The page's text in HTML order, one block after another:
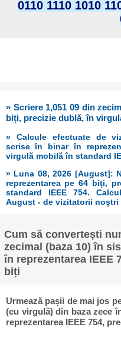
0110 1110 1010
» Scriere 1,051 09 din
biți, precizie dublă, în
» Calcule efectuate de
scrise în binar în
virgulă mobilă în standard
» Luna 08, 2026 [August]:
reprezentarea pe 64 biți,
standard IEEE 754.
August - de vizitatorii noștri
Cum să convertești
zecimal (baza 10) în
în reprezentarea IEEE
biți
Urmează pașii de mai jos
(cu virgulă) din baza zece
reprezentarea IEEE 754,